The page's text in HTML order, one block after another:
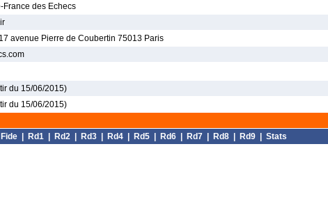
France des Echecs
avenue Pierre de Coubertin 75013 Paris
du 15/06/2015)
du 15/06/2015)
Fide Rd1 Rd2 Rd3 Rd4 Rd5 Rd6 Rd7 Rd8 Rd9 Stats